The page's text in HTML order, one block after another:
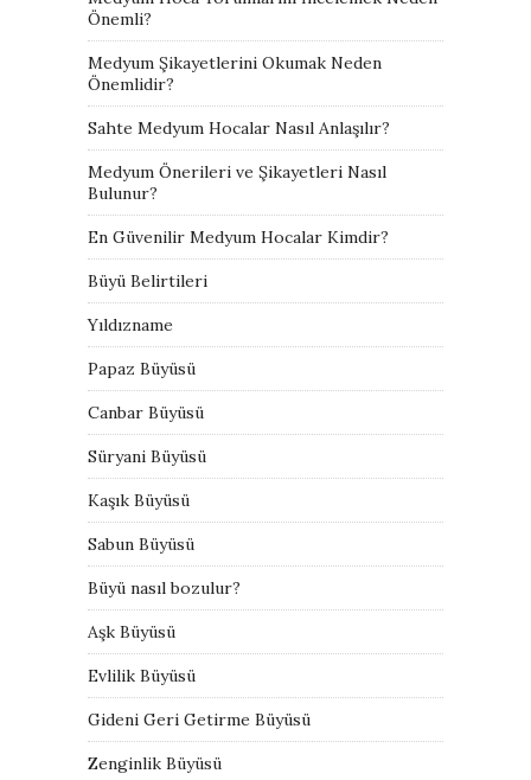
Önemli?
Medyum Şikayetlerini Okumak Neden
Önemlidir?
Sahte Medyum Hocalar Nasıl Anlaşılır?
Medyum Önerileri ve Şikayetleri Nasıl
Bulunur?
En Güvenilir Medyum Hocalar Kimdir?
Büyü Belirtileri
Yıldızname
Papaz Büyüsü
Canbar Büyüsü
Süryani Büyüsü
Kaşık Büyüsü
Sabun Büyüsü
Büyü nasıl bozulur?
Aşk Büyüsü
Evlilik Büyüsü
Gideni Geri Getirme Büyüsü
Zenginlik Büyüsü